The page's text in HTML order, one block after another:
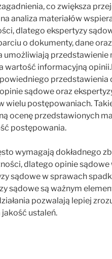
co zwiększa
analiza materiałów
dlatego ekspertyzy
o dokumenty, dane
umożliwiają
wartość informacyjną
przedstawienia
sądowe oraz
wielu postępowaniach.
ocenę przedstawionych
postępowania.
wymagają dokładnego
dlatego opinie sądowe
sądowe w sprawach
sądowe są ważnym
pozwalają lepiej
jakość ustaleń.